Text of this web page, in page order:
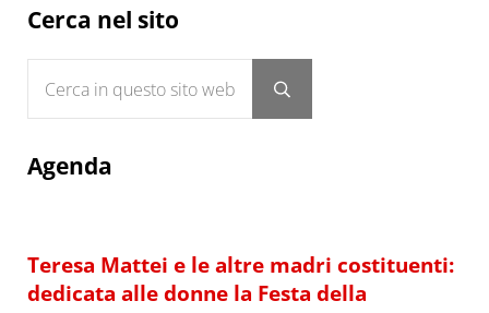
Sidebar
Cerca nel sito
Submit search
Agenda
Teresa Mattei e le altre madri costituenti:
dedicata alle donne la Festa della